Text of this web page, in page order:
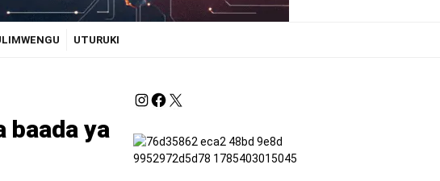
UTURUKI
baada ya